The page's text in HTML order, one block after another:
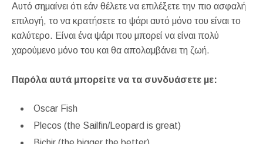
Αυτό σημαίνει ότι εάν θέλετε να επιλέξετε την πιο ασφαλή
επιλογή, το να κρατήσετε το ψάρι αυτό μόνο του είναι το
καλύτερο. Είναι ένα ψάρι που μπορεί να είναι πολύ
χαρούμενο μόνο του και θα απολαμβάνει τη ζωή.
Παρόλα αυτά μπορείτε να τα συνδυάσετε με:
Oscar Fish
Plecos (the Sailfin/Leopard is great)